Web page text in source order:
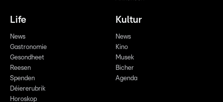
Life
News
Gastronomie
Gesondheet
Reesen
Spenden
Déiererubrik
Horoskop
Kultur
News
Kino
Musek
Bicher
Agenda